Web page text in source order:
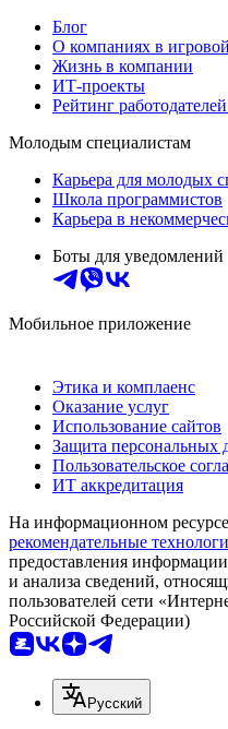
Блог
О компаниях в
Жизнь в компании
ИТ-проекты
Рейтинг
Молодым специалистам
Карьера для молодых
Школа программистов
Карьера в
Боты для уведомлений
Мобильное приложение
Этика и комплаенс
Оказание услуг
Использование сайтов
Защита персональных
Пользовательское
ИТ аккредитация
На информационном
рекомендательные
предоставления
и анализа сведений,
пользователей сети
Российской Федерации)
Русский